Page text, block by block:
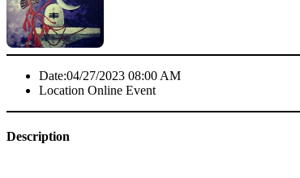
Date:04/27/2023 08:00 AM
Location Online Event
Description